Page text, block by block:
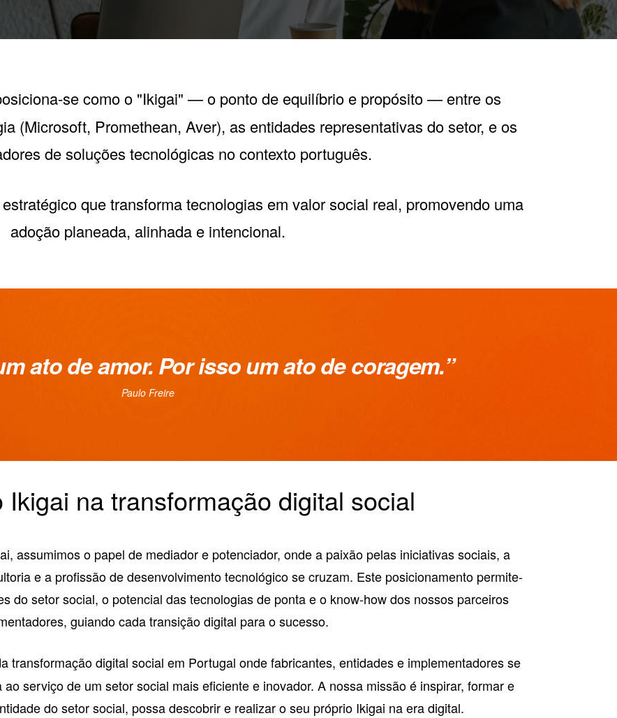
se como o "Ikigai" — o ponto de equilíbrio e propósito — entre os
(Microsoft, Promethean, Aver), as entidades representativas do setor, e os
de soluções tecnológicas no contexto português.
que transforma tecnologias em valor social real, promovendo uma
adoção planeada, alinhada e intencional.
ato de amor. Por isso um ato de coragem.”
Paulo Freire
Ikigai na transformação digital social
assumimos o papel de mediador e potenciador, onde a paixão pelas iniciativas sociais, a
e a profissão de desenvolvimento tecnológico se cruzam. Este posicionamento permite-
do setor social, o potencial das tecnologias de ponta e o know-how dos nossos parceiros
guiandocada transição digital para o sucesso.
transformação digital social em Portugal onde fabricantes, entidades e implementadores se
serviço de um setor social mais eficiente e inovador. A nossa missão é inspirar, formar e
do setor social, possa descobrir e realizar o seu próprio Ikigai na era digital.